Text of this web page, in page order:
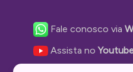
Fale conosco via
Assista no